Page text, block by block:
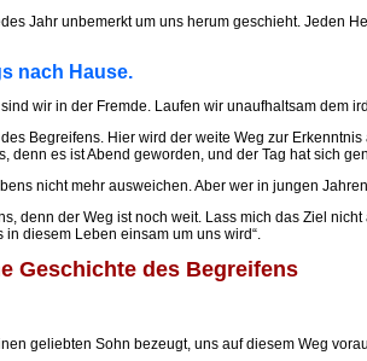
Jahr unbemerkt um uns herum geschieht. Jeden
nach Hause.
wir in der Fremde. Laufen wir unaufhaltsam dem
Begreifens. Hier wird der weite Weg zur
es ist Abend geworden, und der Tag hat sich
nicht mehr ausweichen. Aber wer in jungen
denn der Weg ist noch weit. Lass mich das Ziel
diesem Leben einsam um uns wird“.
Geschichte des Begreifens
geliebten Sohn bezeugt, uns auf diesem Weg